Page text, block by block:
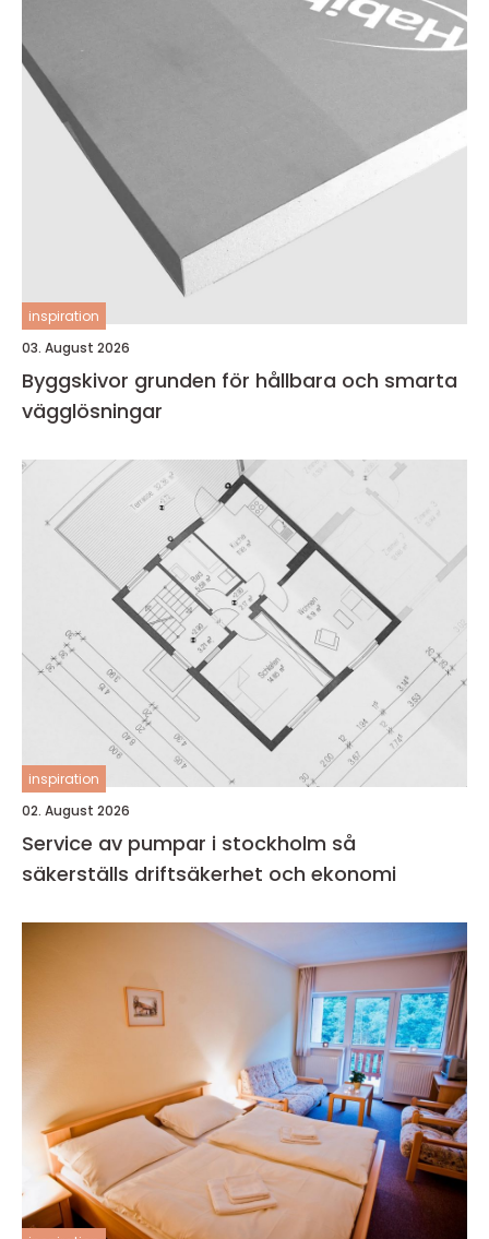
inspiration
03. August 2026
Byggskivor grunden för hållbara och smarta
vägglösningar
inspiration
02. August 2026
Service av pumpar i stockholm så
säkerställs driftsäkerhet och ekonomi